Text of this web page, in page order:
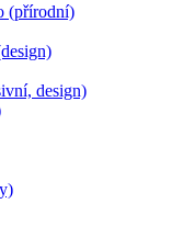
(přírodní)
design)